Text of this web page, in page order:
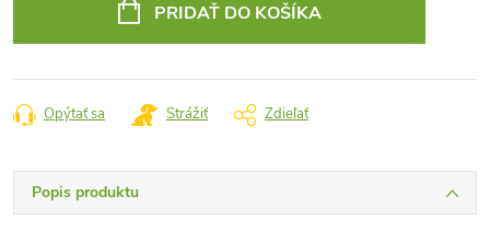
PRIDAŤ DO KOŠÍKA
Opýtať sa Strážiť Zdieľať
Popis produktu